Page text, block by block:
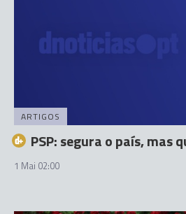
ARTIGOS
PSP: segura o país, mas
1 Mai 02:00